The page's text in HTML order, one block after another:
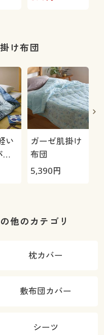
け布団
い
ガーゼ肌掛け
布団
5,390円
他のカテゴリ
枕カバー
敷布団カバー
シーツ